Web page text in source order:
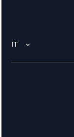
IT